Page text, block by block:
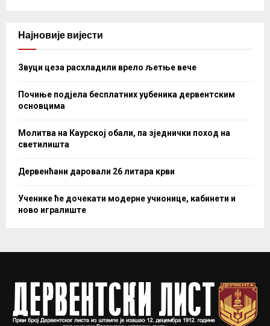
Најновије вијести
Звуци цеза расхладили врело љетње вече
Почиње подјела бесплатних уџбеника дервентским
основцима
Молитва на Каурској обали, па зједнички поход на
светилишта
Дервенћани даровали 26 литара крви
Ученике ће дочекати модерне учионице, кабинети и
ново игралиште